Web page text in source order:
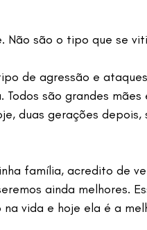
Não são o tipo que se
de agressão e
são grandes
duas gerações depois,
família, acredito de
ainda melhores.
vida e hoje ela é a